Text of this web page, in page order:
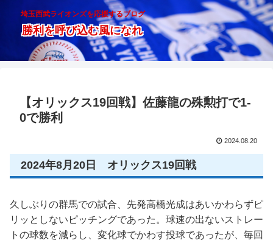
埼玉西武ライオンズを応援するブログ
勝利を呼び込む風になれ
【オリックス19回戦】佐藤龍の殊勲打で1-
0で勝利
2024.08.20
2024年8月20日 オリックス19回戦
久しぶりの群馬での試合、先発高橋光成はあいかわらずピ
リッとしないピッチングであった。球速の出ないストレー
トの球数を減らし、変化球でかわす投球であったが、毎回